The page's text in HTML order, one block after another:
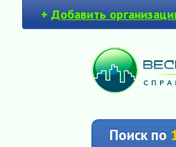
+ Добавить
Поиск по